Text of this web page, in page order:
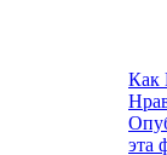
Как
эта